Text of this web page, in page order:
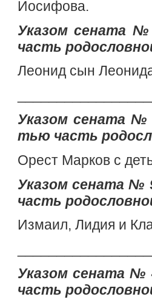
Иосифова.
Указом сената
часть
Леонид сын
Указом сената №
тью часть
Орест Марков с
Указом сената №
часть
Измаил, Лидия и
Указом сената №
часть